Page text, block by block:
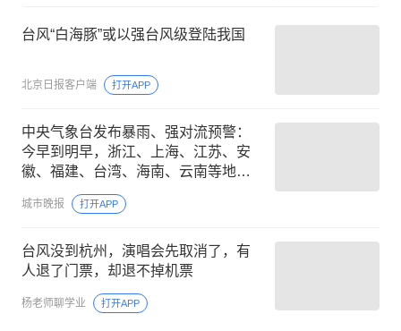
台风“白海豚”或以强台风级登陆我国
北京日报客户端 打开APP
中央气象台发布暴雨、强对流预警：
今早到明早，浙江、上海、江苏、安
徽、福建、台湾、海南、云南等地有
大到暴雨，部分地方有大暴雨
城市晚报 打开APP
台风没到杭州，演唱会先取消了，有
人退了门票，却退不掉机票
杨老师聊学业 打开APP